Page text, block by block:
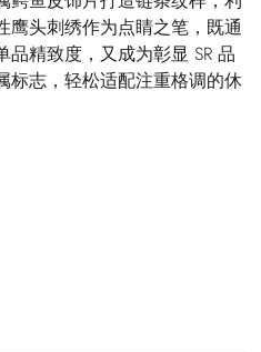
鹰头刺绣作为点睛之笔，既通
精致度，又成为彰显 SR 品
标志，轻松适配注重格调的休